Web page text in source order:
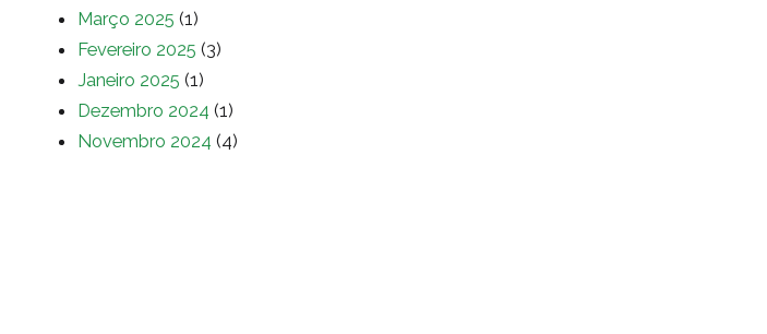
Março 2025 (1)
Fevereiro 2025 (3)
Janeiro 2025 (1)
Dezembro 2024 (1)
Novembro 2024 (4)